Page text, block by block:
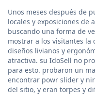
Unos meses después de
locales y exposiciones de
buscando una forma de
mostrar a los visitantes la
diseños livianos y
atractiva. su IdoSell no
para esto. probaron un
encontrar powr slider y
del sitio, y eran torpes y